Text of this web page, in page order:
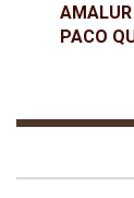
PACO